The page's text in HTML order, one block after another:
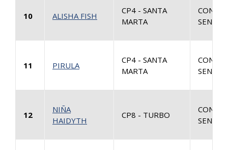
10 ALISHA FISH
CP4 - SANTA
MARTA
11 PIRULA
CP4 - SANTA
MARTA
12
NIÑA
HAIDYTH
CP8 - TURBO